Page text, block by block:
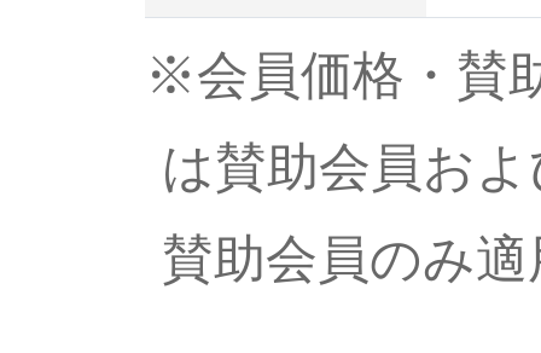
※会員価格・賛
は賛助会員お
賛助会員のみ適